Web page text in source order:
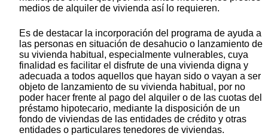
medios de alquiler de vivienda así lo requieren.
Es de destacar la incorporación del programa de ayuda a
las personas en situación de desahucio o lanzamiento de
su vivienda habitual, especialmente vulnerables, cuya
finalidad es facilitar el disfrute de una vivienda digna y
adecuada a todos aquellos que hayan sido o vayan a ser
objeto de lanzamiento de su vivienda habitual, por no
poder hacer frente al pago del alquiler o de las cuotas del
préstamo hipotecario, mediante la disposición de un
fondo de viviendas de las entidades de crédito y otras
entidades o particulares tenedores de viviendas.